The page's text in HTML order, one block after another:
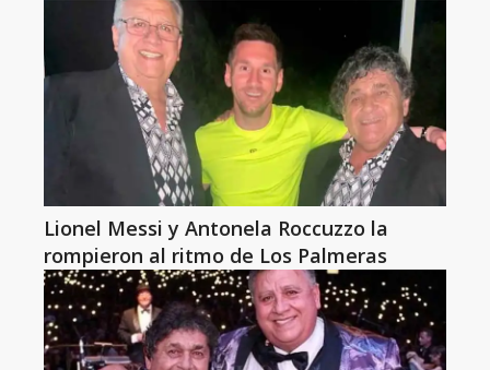
Lionel Messi y Antonela Roccuzzo la
rompieron al ritmo de Los Palmeras